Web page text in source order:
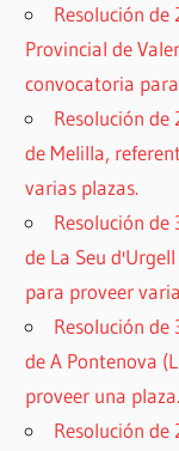
Resolución
Provincial de
convocatoria
Resolución
de Melilla,
varias plazas.
Resolución
de La Seu
para proveer
Resolución
de A Pontenova
proveer una plaza.
Resolución